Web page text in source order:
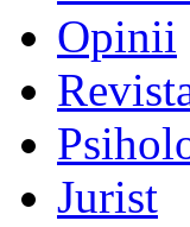
Opinii
Jurist